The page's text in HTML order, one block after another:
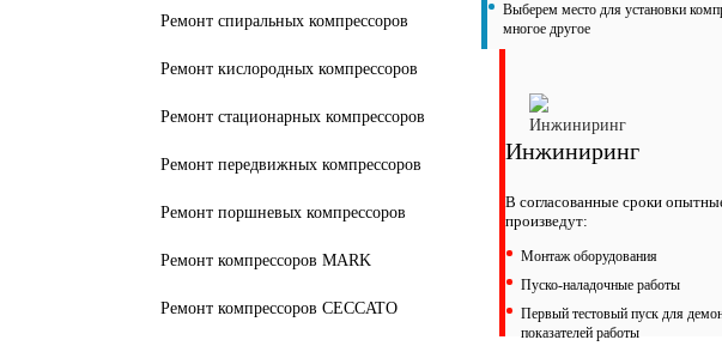
Ремонт спиральных компрессоров
Ремонт кислородных компрессоров
Ремонт стационарных компрессоров
Ремонт передвижных компрессоров
Ремонт поршневых компрессоров
Ремонт компрессоров MARK
Ремонт компрессоров CECCATO
Выберем место для установки
многое другое
Инжиниринг
В согласованные сроки
произведут:
Монтаж оборудования
Пуско-наладочные работы
Первый тестовый пуск для
показателей работы